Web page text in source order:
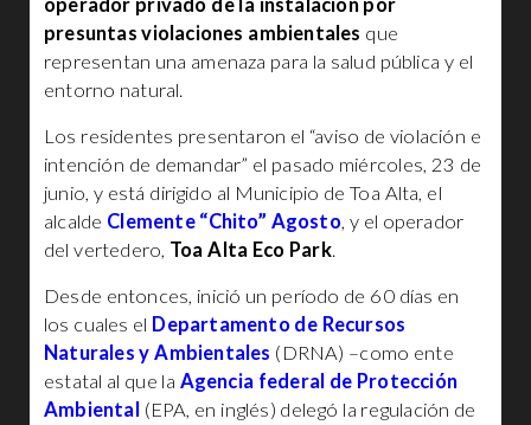
operador privado de la instalación por
presuntas violaciones ambientales que
representan una amenaza para la salud pública y el
entorno natural.
Los residentes presentaron el “aviso de violación e
intención de demandar” el pasado miércoles, 23 de
junio, y está dirigido al Municipio de Toa Alta, el
alcalde Clemente “Chito” Agosto, y el operador
del vertedero, Toa Alta Eco Park.
Desde entonces, inició un período de 60 días en
los cuales el Departamento de Recursos
Naturales y Ambientales (DRNA) –como ente
estatal al que la Agencia federal de Protección
Ambiental (EPA, en inglés) delegó la regulación de